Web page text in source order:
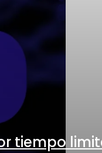
tiempo